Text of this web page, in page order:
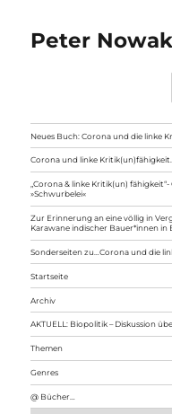
Peter Nowak
Neues Buch: Corona und die linke
Corona und linke
„Corona & linke Kritik(un)
»Schwurbelei«
Zur Erinnerung an eine völlig in
Karawane indischer Bauer*innen in
Sonderseiten zu…Corona und die
Startseite
Archiv
AKTUELL: Biopolitik – Diskussion
Themen
Genres
@ Bücher…